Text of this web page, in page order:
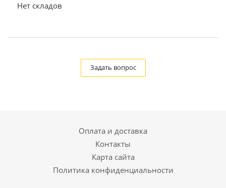
Нет складов
Задать вопрос
Оплата и доставка
Контакты
Карта сайта
Политика конфиденциальности